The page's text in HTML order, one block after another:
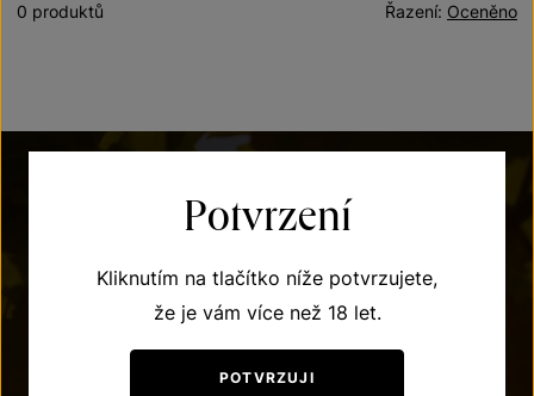
Oceněno
Řazení:
0 produktů
POTŘEBUJETE PORADIT?
+420 515 266 620
Potvrzení
Kliknutím na tlačítko níže potvrzujete,
že je vám více než 18 let.
POTVRZUJI